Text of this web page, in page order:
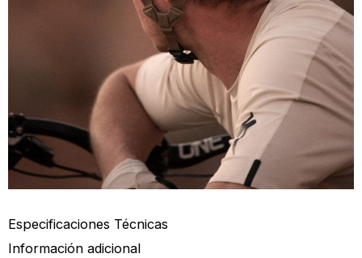
Especificaciones Técnicas
Información adicional